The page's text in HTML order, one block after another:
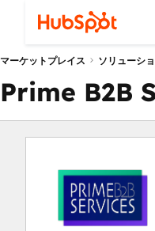
マーケットプレイス ソリューシ
Prime B2B